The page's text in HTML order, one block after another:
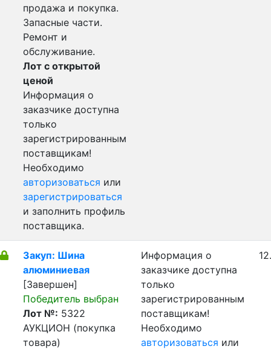
продажа и покупка.
Запасные части.
Ремонт и
обслуживание.
Лот с открытой
ценой
Информация о
заказчике доступна
только
зарегистрированным
поставщикам!
Необходимо
авторизоваться или
зарегистрироваться
и заполнить профиль
поставщика.
Закуп: Шина
алюминиевая
[Завершен]
Победитель выбран
Лот №: 5322
АУКЦИОН (покупка
товара)
Информация о
заказчике доступна
только
зарегистрированным
поставщикам!
Необходимо
авторизоваться или